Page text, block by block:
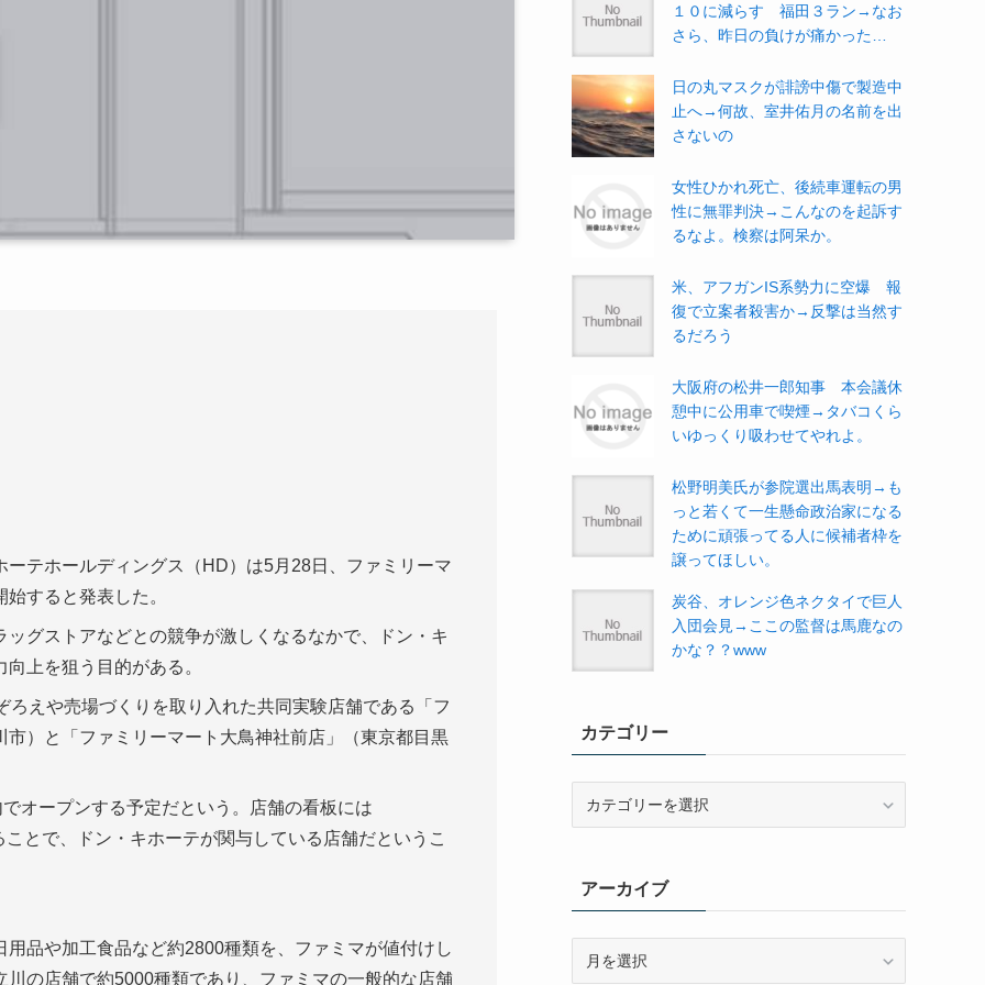
テホールディングス（HD）は5月28日、ファミリーマ
すると発表した。
グストアなどとの競争が激しくなるなかで、ドン・キ
上を狙う目的がある。
えや売場づくりを取り入れた共同実験店舗である「フ
）と「ファミリーマート大鳥神社前店」（東京都目黒
オープンする予定だという。店舗の看板には
とで、ドン・キホーテが関与している店舗だというこ
品や加工食品など約2800種類を、ファミマが値付けし
の店舗で約5000種類であり、ファミマの一般的な店舗
１０に減らす 福田３ラン→なお
さら、昨日の負けが痛かった…
日の丸マスクが誹謗中傷で製造中
止へ→何故、室井佑月の名前を出
さないの
女性ひかれ死亡、後続車運転の男
性に無罪判決→こんなのを起訴す
るなよ。検察は阿呆か。
米、アフガンIS系勢力に空爆 報
復で立案者殺害か→反撃は当然す
るだろう
大阪府の松井一郎知事 本会議休
憩中に公用車で喫煙→タバコくら
いゆっくり吸わせてやれよ。
松野明美氏が参院選出馬表明→も
っと若くて一生懸命政治家になる
ために頑張ってる人に候補者枠を
譲ってほしい。
炭谷、オレンジ色ネクタイで巨人
入団会見→ここの監督は馬鹿なの
かな？？www
カテゴリー
ーアーカイブ